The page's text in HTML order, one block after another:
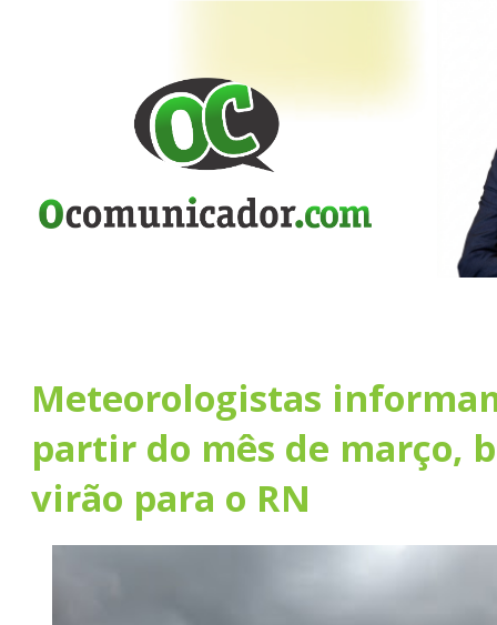
Meteorologistas
partir do mês de março,
virão para o RN